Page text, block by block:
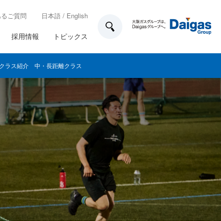
ご質問 日本語 / English
技術開発 ガス工事のお申込み方法
家庭用のお客さま設備について
所在地一覧
業務計画
採用情報
各種制度
トピックス
クラス紹介 中・長距離クラス